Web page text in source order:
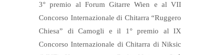
3° premio al Forum Gitarre Wien e al VII
Concorso Internazionale di Chitarra “Ruggero
Chiesa” di Camogli e il 1° premio al IX
Concorso Internazionale di Chitarra di Niksic